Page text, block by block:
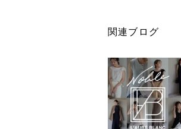
関連ブログ